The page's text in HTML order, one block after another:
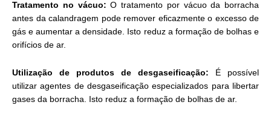
Tratamento no vácuo: O tratamento por vácuo da borracha
antes da calandragem pode remover eficazmente o excesso de
gás e aumentar a densidade. Isto reduz a formação de bolhas e
orifícios de ar.
Utilização de produtos de desgaseificação: É possível
utilizar agentes de desgaseificação especializados para libertar
gases da borracha. Isto reduz a formação de bolhas de ar.